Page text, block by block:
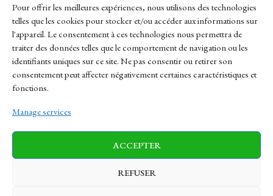
Pour offrir les meilleures expériences, nous utilisons des technologies
telles que les cookies pour stocker et/ou accéder aux informations sur
l'appareil. Le consentement à ces technologies nous permettra de
traiter des données telles que le comportement de navigation ou les
identifiants uniques sur ce site. Ne pas consentir ou retirer son
consentement peut affecter négativement certaines caractéristiques et
fonctions.
Manage services
ACCEPTER
REFUSER
Links
Contact
Sitemap
News Finance-Marches Politics
Business Tech Health Sports Travel